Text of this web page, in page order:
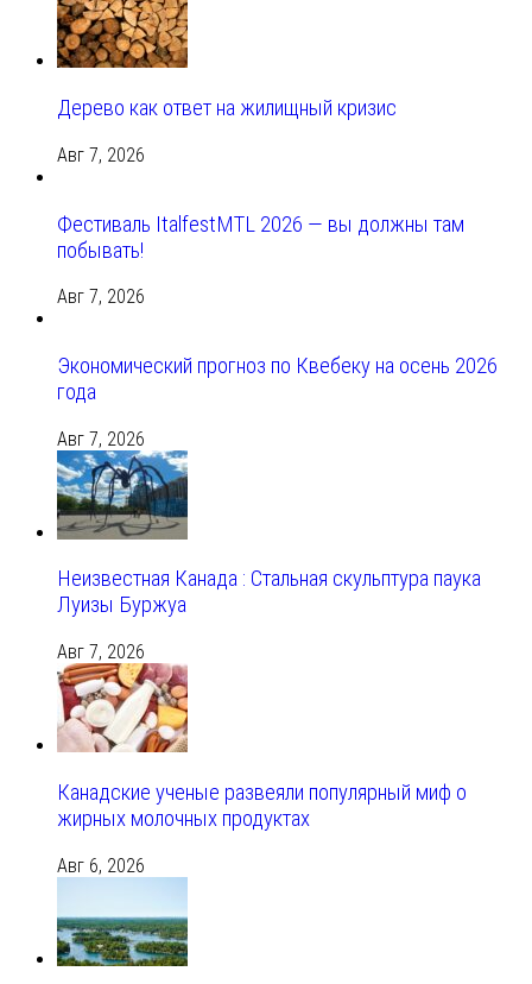
Дерево как ответ на жилищный кризис
Авг 7, 2026
Фестиваль ItalfestMTL 2026 — вы должны там
побывать!
Авг 7, 2026
Экономический прогноз по Квебеку на осень 2026
года
Авг 7, 2026
Неизвестная Канада : Стальная скульптура паука
Луизы Буржуа
Авг 7, 2026
Канадские ученые развеяли популярный миф о
жирных молочных продуктах
Авг 6, 2026